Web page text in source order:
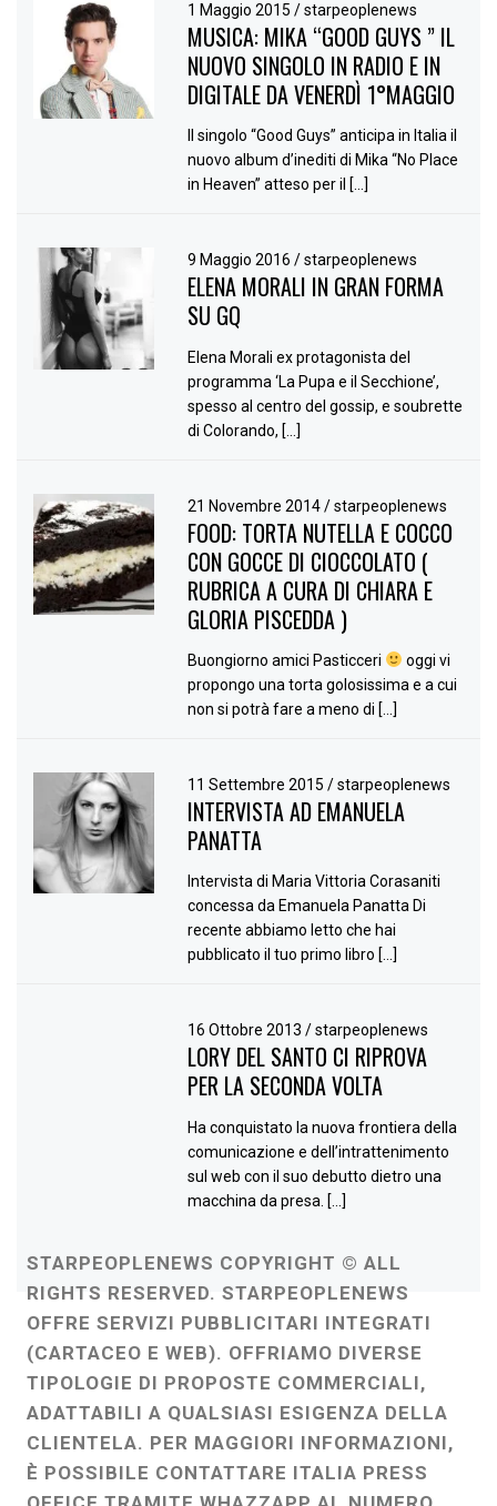
1 Maggio 2015/ starpeoplenews
MUSICA: MIKA “GOOD GUYS ” IL
NUOVO SINGOLO IN RADIO E IN
DIGITALE DA VENERDÌ 1°MAGGIO
Il singolo “Good Guys” anticipa in Italia il
nuovo album d’inediti di Mika “No Place
in Heaven” atteso per il […]
9 Maggio 2016/ starpeoplenews
ELENA MORALI IN GRAN FORMA
SU GQ
Elena Morali ex protagonista del
programma ‘La Pupa e il Secchione’,
spesso al centro del gossip, e soubrette
di Colorando, […]
21 Novembre 2014/ starpeoplenews
FOOD: TORTA NUTELLA E COCCO
CON GOCCE DI CIOCCOLATO (
RUBRICA A CURA DI CHIARA E
GLORIA PISCEDDA )
Buongiorno amici Pasticceri
oggi vi
propongo una torta golosissima e a cui
non si potrà fare a meno di […]
11 Settembre 2015/ starpeoplenews
INTERVISTA AD EMANUELA
PANATTA
Intervista di Maria Vittoria Corasaniti
concessa da Emanuela Panatta Di
recente abbiamo letto che hai
pubblicato il tuo primo libro […]
16 Ottobre 2013/ starpeoplenews
LORY DEL SANTO CI RIPROVA
PER LA SECONDA VOLTA
Ha conquistato la nuova frontiera della
comunicazione e dell’intrattenimento
sul web con il suo debutto dietro una
macchina da presa. […]
STARPEOPLENEWS COPYRIGHT © ALL
RIGHTS RESERVED. STARPEOPLENEWS
OFFRE SERVIZI PUBBLICITARI INTEGRATI
(CARTACEO E WEB). OFFRIAMO DIVERSE
TIPOLOGIE DI PROPOSTE COMMERCIALI,
ADATTABILI A QUALSIASI ESIGENZA DELLA
CLIENTELA. PER MAGGIORI INFORMAZIONI,
È POSSIBILE CONTATTARE ITALIA PRESS